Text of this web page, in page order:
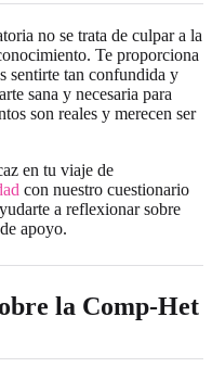
no se trata de culpar a la
Te proporciona
sentirte tan confundida y
sana y necesaria para
son reales y merecen ser
en tu viaje de
con nuestro cuestionario
a reflexionar sobre
apoyo.
la Comp-Het